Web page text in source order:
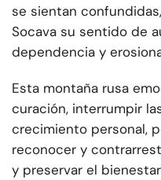
se sientan
Socava su sentido de
dependencia y
Esta montaña rusa
curación, interrumpir
crecimiento personal,
reconocer y
y preservar el